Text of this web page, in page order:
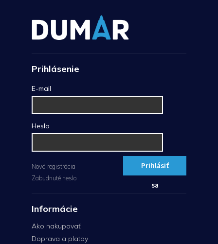
Prihlásenie
E-mail
Heslo
Prihlásiť
sa
Nová registrácia
Zabudnuté heslo
Informácie
Ako nakupovať
Doprava a platby